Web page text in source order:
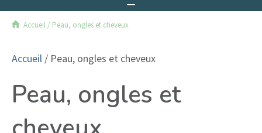
Accueil / Peau, ongles et cheveux
Accueil / Peau, ongles et cheveux
Peau, ongles et